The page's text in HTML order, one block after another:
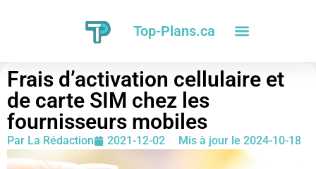
Top-Plans.ca
Frais d’activation cellulaire et
de carte SIM chez les
fournisseurs mobiles
Par La Rédaction 2021-12-02 Mis à jour le 2024-10-18